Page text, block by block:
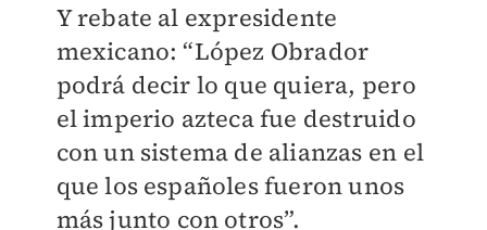
Y rebate al expresidente
mexicano: “López Obrador
podrá decir lo que quiera, pero
el imperio azteca fue destruido
con un sistema de alianzas en el
que los españoles fueron unos
más junto con otros”.